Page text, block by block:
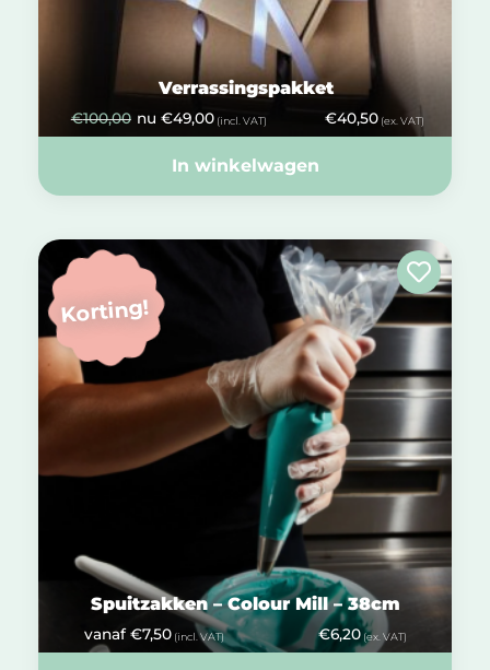
Verrassingspakket
€100,00 nu €49,00(incl. VAT) €40,50 (ex. VAT)
In winkelwagen
Korting!
Spuitzakken – Colour Mill – 38cm
vanaf €7,50 (incl. VAT) €6,20 (ex. VAT)